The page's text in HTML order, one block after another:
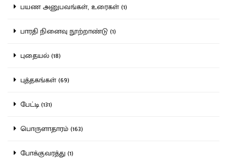
பயண அனுபவங்கள், உரைகள் (1)
பாரதி நினைவு நூற்றாண்டு (1)
புதையல் (18)
புத்தகங்கள் (69)
பேட்டி (131)
பொருளாதாரம் (163)
போக்குவரத்து (1)